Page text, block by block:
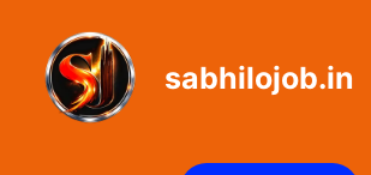
content
sabhilojob.in